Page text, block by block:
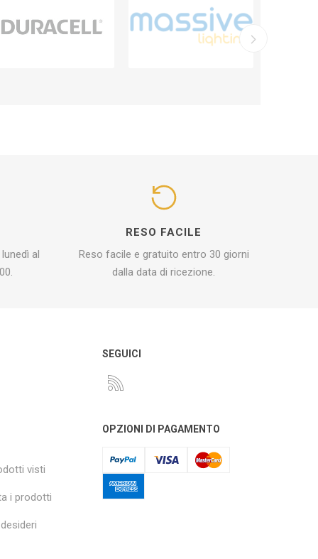
al
RESO FACILE
Reso facile e gratuito entro 30 giorni
dalla data di ricezione.
visti
i prodotti
SEGUICI
OPZIONI DI PAGAMENTO